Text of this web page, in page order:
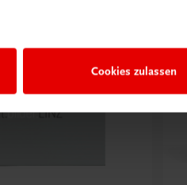
Cookies zulassen